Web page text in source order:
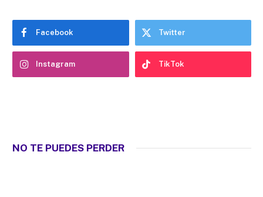
Facebook Twitter
Instagram TikTok
NO TE PUEDES PERDER